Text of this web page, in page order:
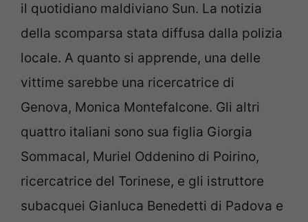
il quotidiano maldiviano Sun. La notizia
della scomparsa stata diffusa dalla polizia
locale. A quanto si apprende, una delle
vittime sarebbe una ricercatrice di
Genova, Monica Montefalcone. Gli altri
quattro italiani sono sua figlia Giorgia
Sommacal, Muriel Oddenino di Poirino,
ricercatrice del Torinese, e gli istruttore
subacquei Gianluca Benedetti di Padova e